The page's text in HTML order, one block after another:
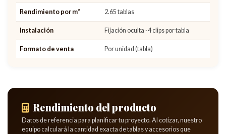
Rendimiento por m² 2.65 tablas
Instalación Fijación oculta · 4 clips por tabla
Formato de venta Por unidad (tabla)
Rendimiento del producto
Datos de referencia para planificar tu proyecto. Al cotizar, nuestro
equipo calculará la cantidad exacta de tablas y accesorios que